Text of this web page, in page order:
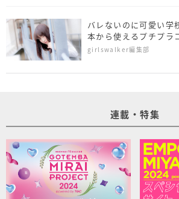
バレないのに可愛い
本から使えるプチプラ
girlswalker編集部
連載・特集